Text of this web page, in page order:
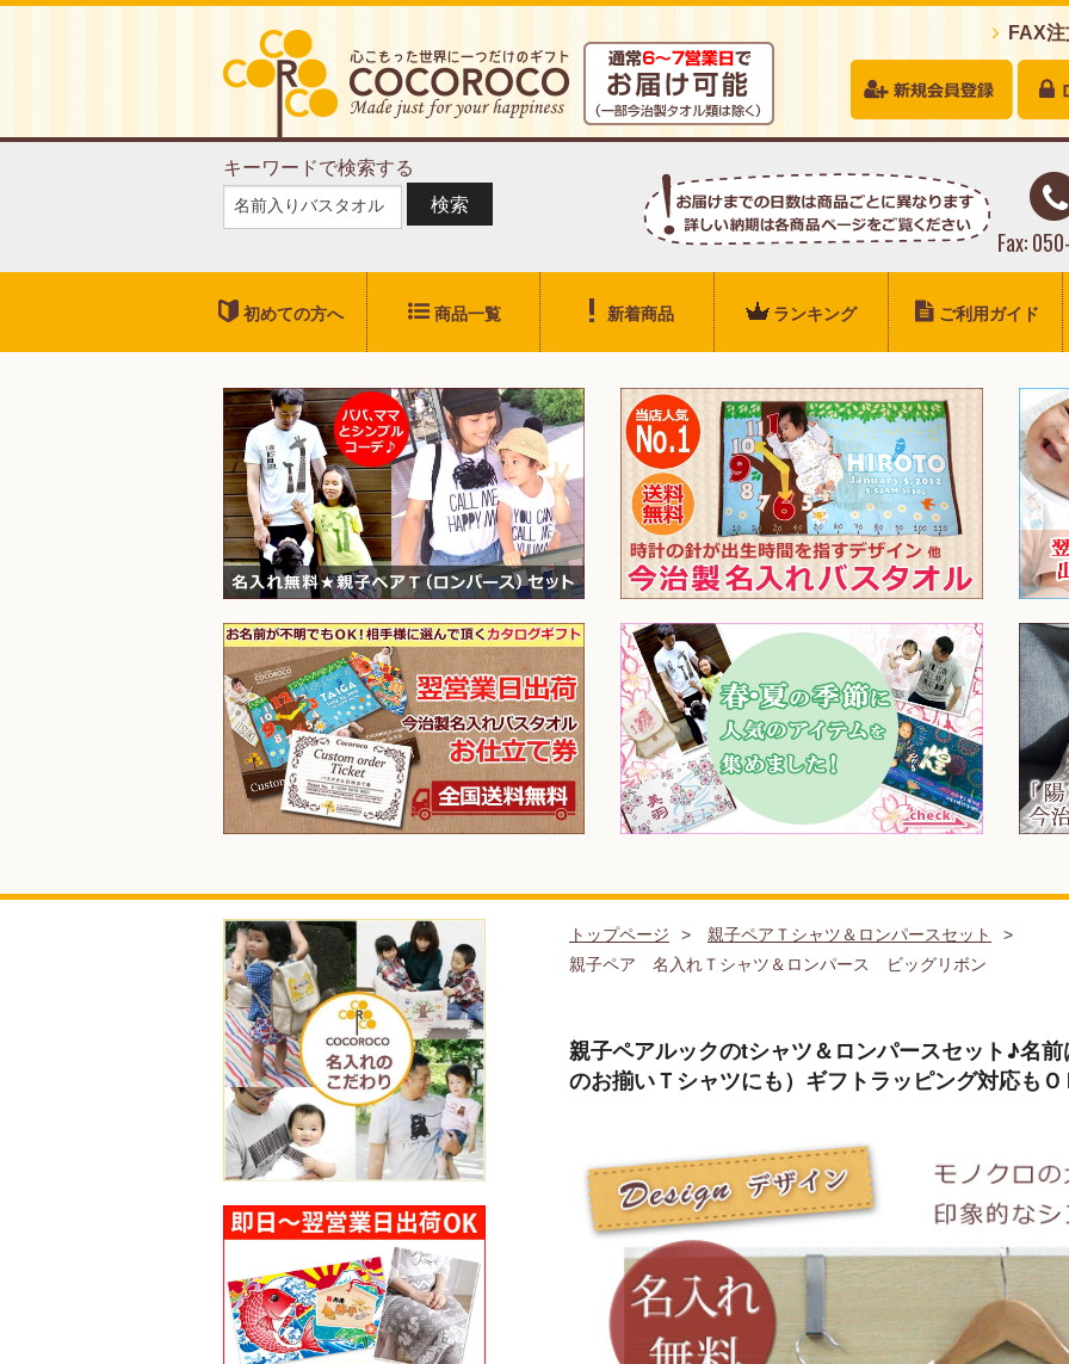
FAX注
キーワードで検索する
検索
Fax:
初めての方へ 商品一覧 新着商品 ランキング ご利用ガイド
トップページ
親子ペアＴシャツ＆ロンパースセット
親子ペア 名入れＴシャツ＆ロンパース ビッグリボン
親子ペアルックのtシャツ＆ロンパースセット♪名
のお揃いＴシャツにも）ギフトラッピング対応も